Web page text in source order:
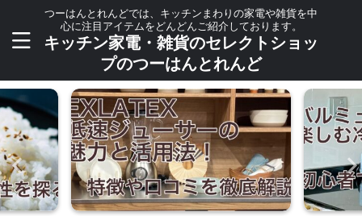
つーはんとれんどでは、キッチンまわりの家電や雑貨を中
心に注目アイテムをどんどんご紹介しております。
キッチン家電・雑貨のセレクトショッ
プのつーはんとれんど